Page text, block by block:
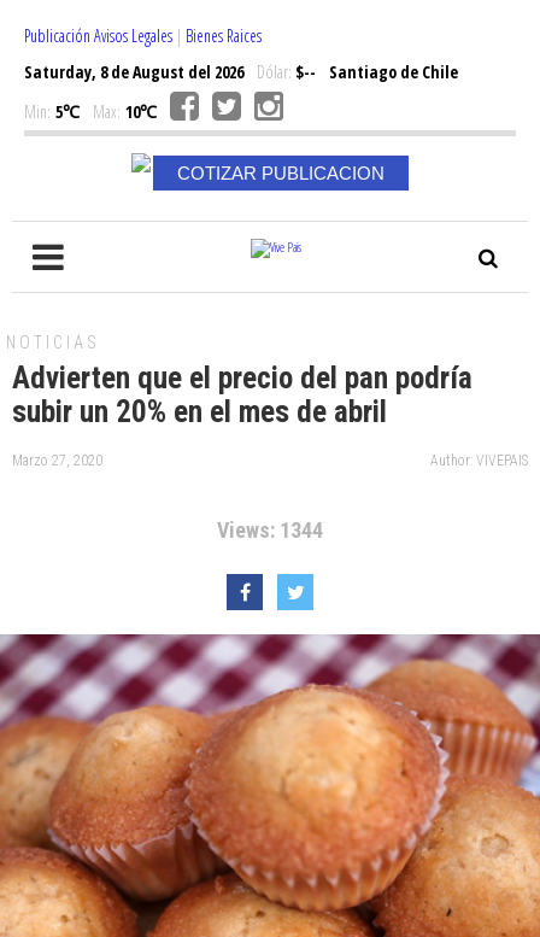
Publicación Avisos Legales | Bienes Raices
Saturday, 8 de August del 2026Dólar: $--
Santiago de Chile
Min: 5℃ Max: 10℃
COTIZAR PUBLICACION
NOTICIAS
Advierten que el precio del pan podría
subir un 20% en el mes de abril
Marzo 27, 2020 Author: VIVEPAIS
Views: 1344